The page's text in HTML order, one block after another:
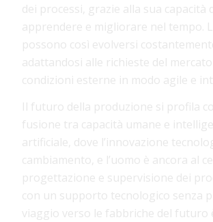
dei processi, grazie alla sua capacità
apprendere e migliorare nel tempo.
possono così evolversi
adattandosi alle richieste del
condizioni esterne in modo agile e
Il futuro della produzione si profila
fusione tra capacità umane e
artificiale, dove l’innovazione
cambiamento, e l’uomo è ancora al
progettazione e supervisione dei
con un supporto tecnologico senza
viaggio verso le fabbriche del futuro